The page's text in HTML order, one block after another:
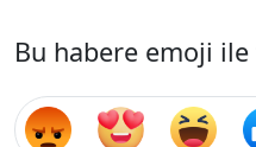
Bu habere emoji